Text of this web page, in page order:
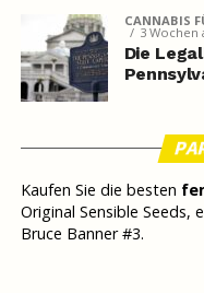
CANNABIS
3 Wochen
Die
Kaufen Sie die besten
Original Sensible Seeds,
Bruce Banner #3.